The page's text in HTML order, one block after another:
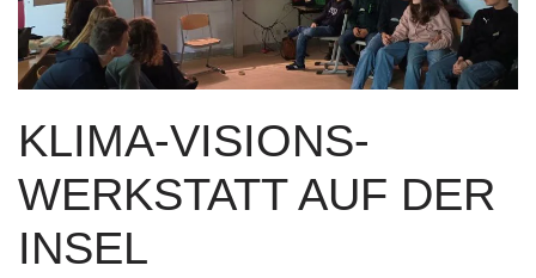
KLIMA-VISIONS-
WERKSTATT AUF DER
INSEL